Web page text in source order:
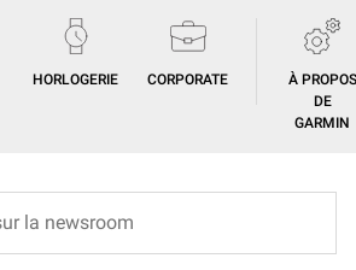
HORLOGERIE CORPORATE
À PROPOS
DE
GARMIN